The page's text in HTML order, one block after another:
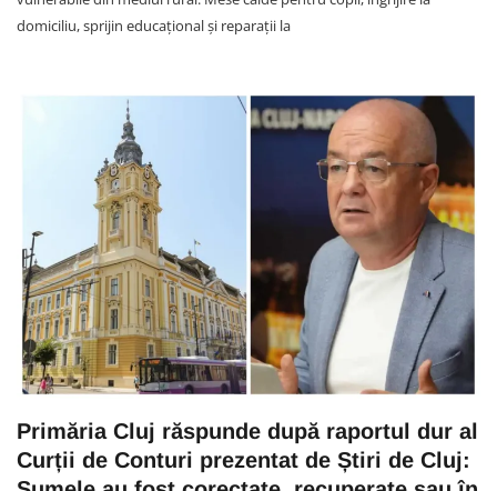
domiciliu, sprijin educațional și reparații la
Primăria Cluj răspunde după raportul dur al
Curții de Conturi prezentat de Știri de Cluj: